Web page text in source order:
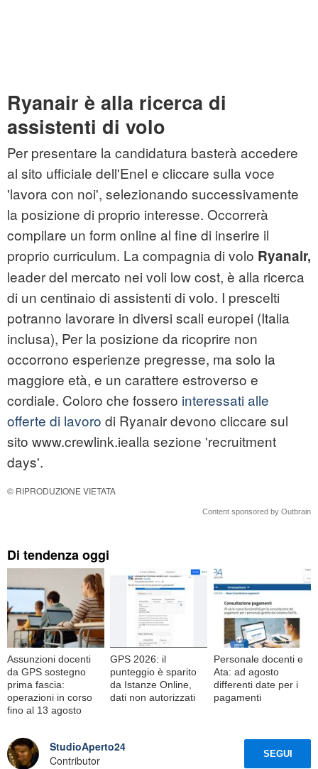
Ryanair è alla ricerca di
assistenti di volo
Per presentare la candidatura basterà accedere
al sito ufficiale dell'Enel e cliccare sulla voce
'lavora con noi', selezionando successivamente
la posizione di proprio interesse. Occorrerà
compilare un form online al fine di inserire il
proprio curriculum. La compagnia di volo Ryanair,
leader del mercato nei voli low cost, è alla ricerca
di un centinaio di assistenti di volo. I prescelti
potranno lavorare in diversi scali europei (Italia
inclusa), Per la posizione da ricoprire non
occorrono esperienze pregresse, ma solo la
maggiore età, e un carattere estroverso e
cordiale. Coloro che fossero interessati alle
offerte di lavoro di Ryanair devono cliccare sul
sito www.crewlink.iealla sezione 'recruitment
days'.
© RIPRODUZIONE VIETATA
Content sponsored by Outbrain
Di tendenza oggi
Assunzioni docenti
da GPS sostegno
prima fascia:
operazioni in corso
fino al 13 agosto
GPS 2026: il
punteggio è sparito
da Istanze Online,
dati non autorizzati
Personale docenti e
Ata: ad agosto
differenti date per i
pagamenti
StudioAperto24
Contributor
SEGUI